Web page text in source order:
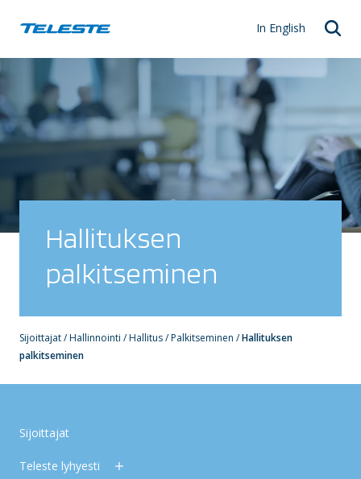
In English
Hallituksen
palkitseminen
Sijoittajat/Hallinnointi /Hallitus/Palkitseminen /Hallituksen
palkitseminen
Sijoittajat
Teleste lyhyesti